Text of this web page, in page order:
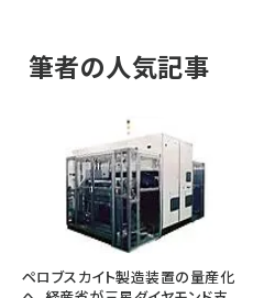
筆者の人気記事
ペロブスカイト製造装置の量産化